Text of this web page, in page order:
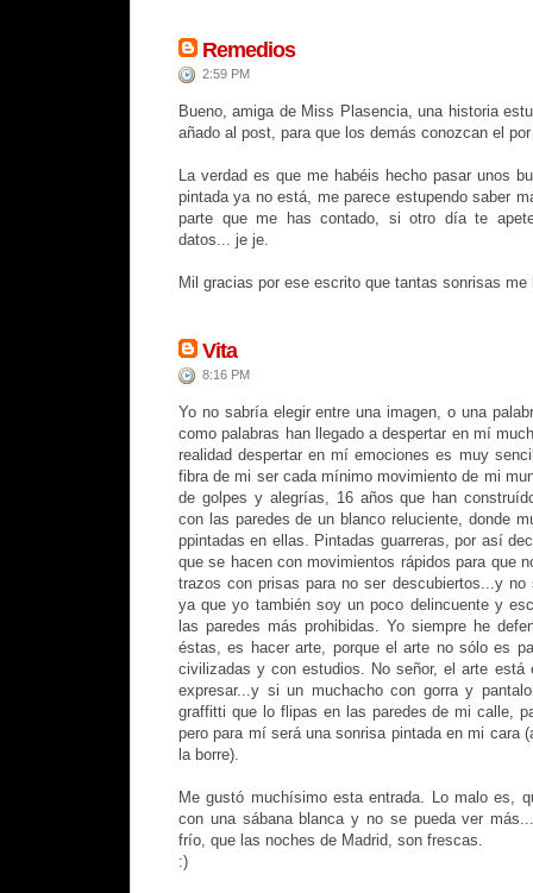
Remedios
2:59 PM
Bueno, amiga de Miss Plasencia, una historia
añado al post, para que los demás conozcan el
La verdad es que me habéis hecho pasar unos
pintada ya no está, me parece estupendo saber
parte que me has contado, si otro día te
datos... je je.
Mil gracias por ese escrito que tantas sonrisas me
Vita
8:16 PM
Yo no sabría elegir entre una imagen, o una
como palabras han llegado a despertar en mí
realidad despertar en mí emociones es muy
fibra de mi ser cada mínimo movimiento de mi
de golpes y alegrías, 16 años que han
con las paredes de un blanco reluciente, donde
ppintadas en ellas. Pintadas guarreras, por así
que se hacen con movimientos rápidos para que
trazos con prisas para no ser descubiertos...y no
ya que yo también soy un poco delincuente y
las paredes más prohibidas. Yo siempre he
éstas, es hacer arte, porque el arte no sólo es
civilizadas y con estudios. No señor, el arte está
expresar...y si un muchacho con gorra y
graffitti que lo flipas en las paredes de mi calle,
pero para mí será una sonrisa pintada en mi cara
la borre).
Me gustó muchísimo esta entrada. Lo malo es,
con una sábana blanca y no se pueda ver
frío, que las noches de Madrid, son frescas.
:)